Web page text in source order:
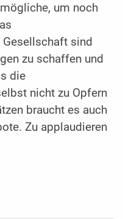
um noch
sind
zu schaffen und
die
nicht zu Opfern
braucht es auch
Zu applaudieren